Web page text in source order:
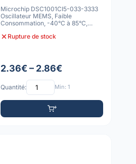
Microchip DSC1001CI5-033-3333
Oscillateur MEMS, Faible
Consommation, -40°C à 85°C,
Rupture de stock
2.36€ – 2.86€
Quantité: Min: 1